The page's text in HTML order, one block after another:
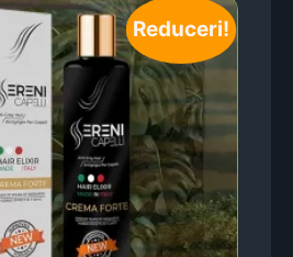
Reduceri!